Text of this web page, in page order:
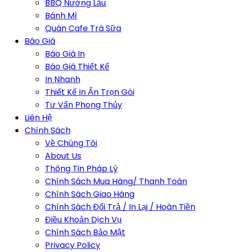
BBQ Nướng Lẩu
Bánh Mì
Quán Cafe Trà Sữa
Báo Giá
Báo Giá In
Báo Giá Thiết Kế
In Nhanh
Thiết Kế In Ấn Trọn Gói
Tư Vấn Phong Thủy
Liên Hệ
Chính Sách
Về Chúng Tôi
About Us
Thông Tin Pháp Lý
Chính Sách Mua Hàng/ Thanh Toán
Chính Sách Giao Hàng
Chính Sách Đổi Trả / In Lại / Hoàn Tiền
Điều Khoản Dịch Vụ
Chính Sách Bảo Mật
Privacy Policy